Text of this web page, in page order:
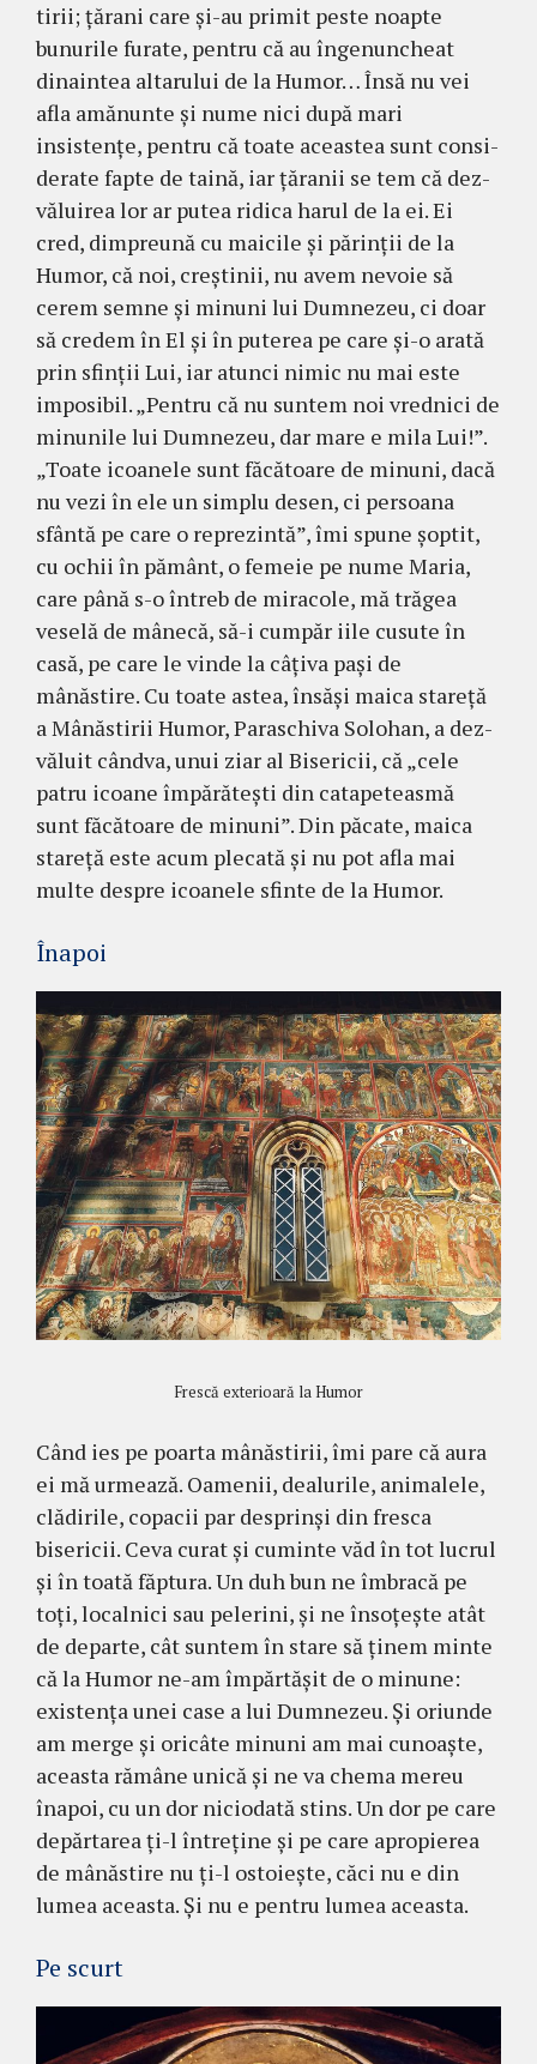
tirii; țărani care și-au primit peste noapte
bunurile furate, pentru că au în­genun­cheat
dinaintea altarului de la Humor… Însă nu vei
afla amănunte și nume nici după mari
insistențe, pentru că toate aceastea sunt consi­
de­rate fapte de taină, iar țăranii se tem că dez­
vălui­rea lor ar putea ridica harul de la ei. Ei
cred, dim­preună cu maicile și părinții de la
Humor, că noi, creștinii, nu avem nevoie să
cerem sem­ne și minuni lui Dumnezeu, ci doar
să credem în El și în puterea pe care și-o arată
prin sfinții Lui, iar atunci nimic nu mai este
imposibil. „Pentru că nu sun­tem noi vred­nici de
mi­nu­nile lui Dumnezeu, dar mare e mila Lui!”.
„Toate icoanele sunt făcătoare de minuni, dacă
nu vezi în ele un simplu de­sen, ci persoana
sfântă pe care o re­pre­zintă”, îmi spune șoptit,
cu ochii în pă­mânt, o femeie pe nume Maria,
care până s-o întreb de miracole, mă trăgea
veselă de mânecă, să-i cumpăr iile cusute în
casă, pe care le vinde la câțiva pași de
mânăstire. Cu toate astea, însăși maica sta­reță
a Mâ­năs­tirii Humor, Paraschiva Solo­han, a dez­
văluit cândva, unui ziar al Bise­ricii, că „cele
patru icoane împărătești din catape­teas­mă
sunt făcă­toare de minuni”. Din pă­cate, maica
sta­reță este acum plecată și nu pot afla mai
mul­te despre icoanele sfinte de la Humor.
Înapoi
Frescă exterioară la Humor
Când ies pe poarta mânăstirii, îmi pare că aura
ei mă urmează. Oamenii, dealurile, animalele,
clădirile, copacii par desprinși din fresca
bisericii. Ceva curat și cuminte văd în tot lucrul
și în toată făptura. Un duh bun ne îmbracă pe
toți, localnici sau pele­rini, și ne însoțește atât
de departe, cât sun­tem în stare să ținem minte
că la Humor ne-am împărtășit de o minune:
existența unei case a lui Dumnezeu. Și oriunde
am merge și oricâte minuni am mai cunoaște,
aceasta rămâne unică și ne va chema me­reu
înapoi, cu un dor niciodată stins. Un dor pe care
depărtarea ți-l întreține și pe care apropierea
de mânăstire nu ți-l osto­iește, căci nu e din
lumea aceasta. Și nu e pentru lumea aceasta.
Pe scurt